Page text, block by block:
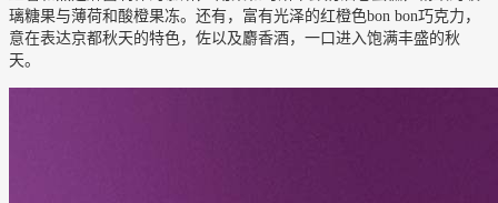
璃糖果与薄荷和酸橙果冻。还有，富有光泽的红橙色bon bon巧克力，
意在表达京都秋天的特色，佐以及麝香酒，一口进入饱满丰盛的秋
天。